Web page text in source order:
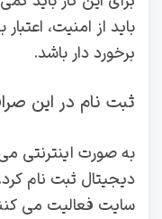
باید از امنیت،
برخورد دار باشد.
ثبت نام در این
به صورت اینترنتی
دیجیتال ثبت نام
سایت فعالیت می